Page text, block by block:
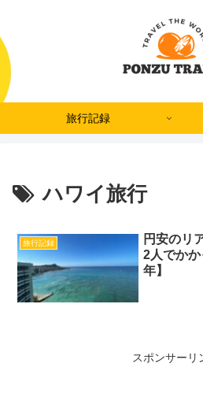
旅行記録
ハワイ旅行
旅行記録
円安のリ
2人でか
年】
スポンサーリ